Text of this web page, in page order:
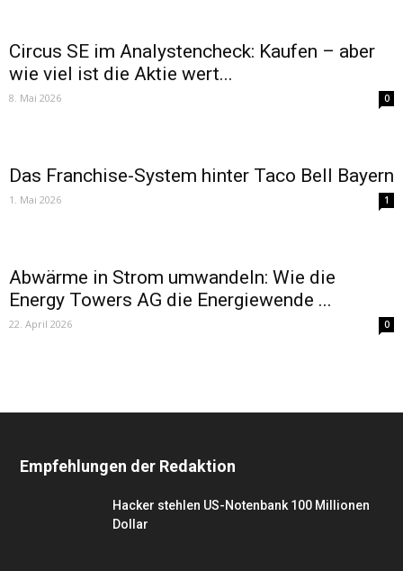
Circus SE im Analystencheck: Kaufen – aber
wie viel ist die Aktie wert...
8. Mai 2026 0
Das Franchise-System hinter Taco Bell Bayern
1. Mai 2026 1
Abwärme in Strom umwandeln: Wie die
Energy Towers AG die Energiewende ...
22. April 2026 0
Empfehlungen der Redaktion
Hacker stehlen US-Notenbank 100 Millionen
Dollar